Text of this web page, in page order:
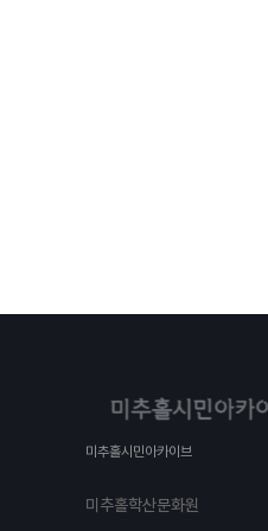
미추홀시민아카이브
미추홀학산문화원